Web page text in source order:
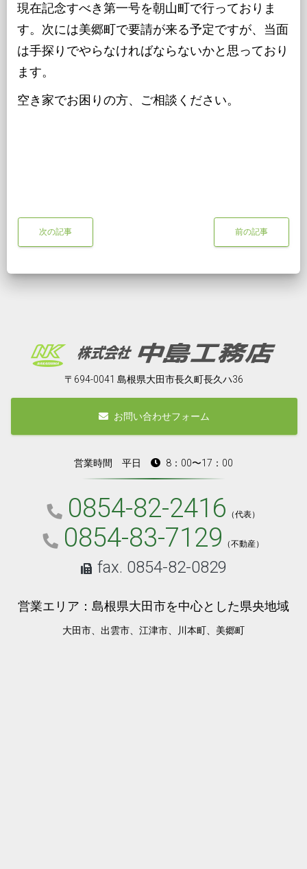
現在記念すべき第一号を朝山町で行っておりま
す。次には美郷町で要請が来る予定ですが、当面
は手探りでやらなければならないかと思っており
ます。
空き家でお困りの方、ご相談ください。
次の記事 前の記事
〒694-0041 島根県大田市長久町長久ハ36
お問い合わせフォーム
営業時間 平日 8：00〜17：00
0854-82-2416 （代表）
0854-83-7129 （不動産）
fax. 0854-82-0829
営業エリア：島根県大田市を中心とした県央地域
大田市、出雲市、江津市、川本町、美郷町